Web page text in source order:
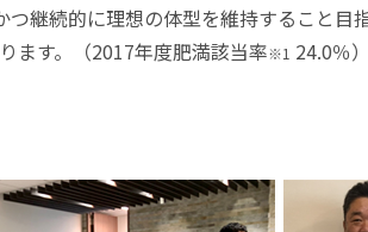
継続的に理想の体型を維持すること
ます。（2017年度肥満該当率※1 24.0％）